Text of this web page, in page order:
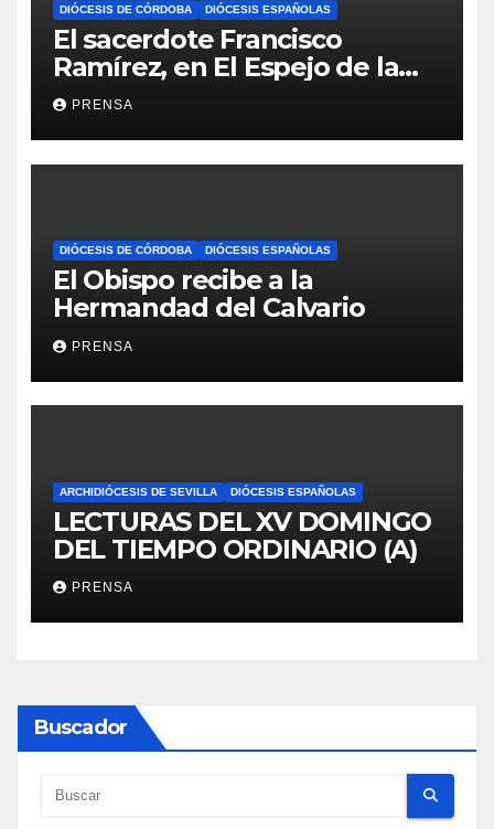
DIÓCESIS DE CÓRDOBA DIÓCESIS ESPAÑOLAS
El sacerdote Francisco
Ramírez, en El Espejo de la
Iglesia
PRENSA
DIÓCESIS DE CÓRDOBA DIÓCESIS ESPAÑOLAS
El Obispo recibe a la
Hermandad del Calvario
PRENSA
ARCHIDIÓCESIS DE SEVILLA DIÓCESIS ESPAÑOLAS
LECTURAS DEL XV DOMINGO
DEL TIEMPO ORDINARIO (A)
PRENSA
Buscador